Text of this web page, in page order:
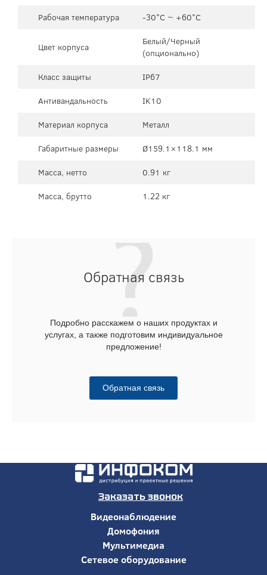
Рабочая температура
-30°C ~ +60°C
Цвет корпуса
Белый/Черный
(опционально)
Класс защиты
IP67
Антивандальность
IK10
Материал корпуса
Металл
Габаритные размеры
Ø159.1×118.1 мм
Масса, нетто
0.91 кг
Масса, брутто
1.22 кг
Обратная связь
Подробно расскажем о наших продуктах и
услугах, а также подготовим индивидуальное
предложение!
Обратная связь
Заказать звонок
Видеонаблюдение
Домофония
Мультимедиа
Сетевое оборудование